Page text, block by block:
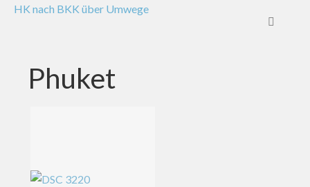
HK nach BKK über Umwege
Phuket